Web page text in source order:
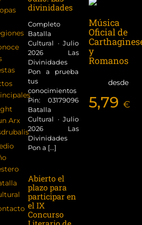
Arx
divinidades
Completo
Batalla
Cultural · Julio
2026 Las
Divinidades
Pon a prueba
tus
conocimientos
Pin: 03179096
Batalla
Cultural · Julio
2026 Las
Divinidades
Pon a [...]
Abierto el
plazo para
participar en
el IX
Concurso
Música
Oficial de
y
Romanos
desde
5,79€